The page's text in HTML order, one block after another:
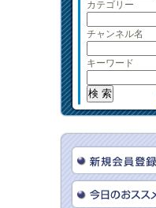
カテゴリー
チャンネル名
キーワード